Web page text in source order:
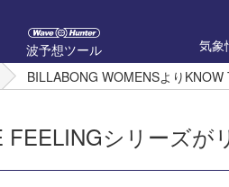
波予想ツール 気象
BILLABONG WOMENSより
シリーズが